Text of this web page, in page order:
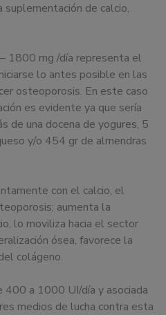
suplementación de calcio,
1800 mg /día representa el
lo antes posible en las
osteoporosis. En este caso
es evidente ya que sería
de una docena de yogures, 5
y/o 454 gr de almendras
con el calcio, el
aumenta la
lo moviliza hacia el sector
ósea, favorece la
colágeno.
a 1000 UI/día y asociada
medios de lucha contra esta